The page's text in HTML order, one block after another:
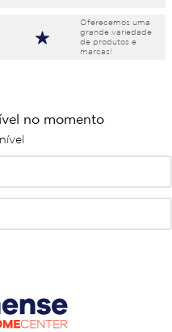
Oferecemos uma
grande variedade
de produtos e
marcas!
no momento